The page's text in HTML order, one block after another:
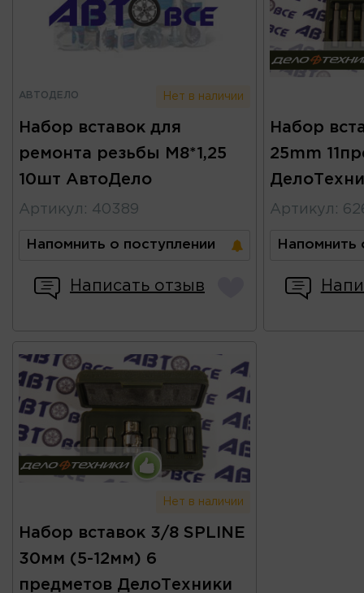
АВТОДЕЛО Нет в наличии
Набор вставок для
ремонта резьбы М8*1,25
10шт АвтоДело
Артикул : 40389
Напомнить о поступлении
Написать отзыв
Набор
25mm
Артикул :
Напомнить
Нет в наличии
Набор вставок 3/8 SPLINE
30мм (5-12мм) 6
предметов ДелоТехники